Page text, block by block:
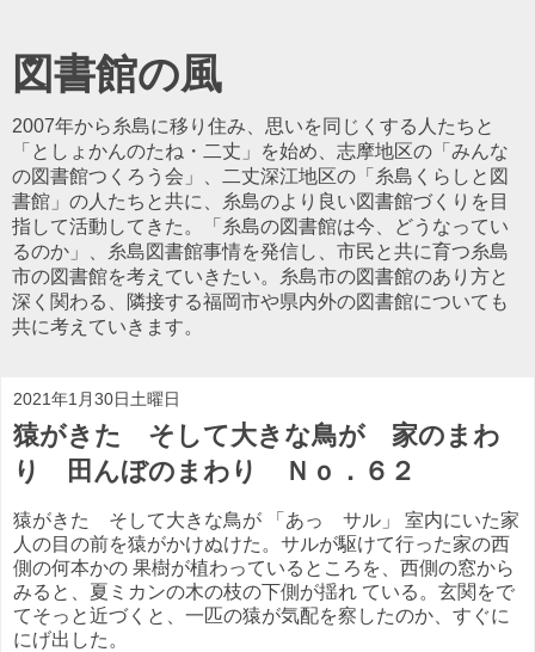
図書館の風
2007年から糸島に移り住み、思いを同じくする人たちと
「としょかんのたね・二丈」を始め、志摩地区の「みんな
の図書館つくろう会」、二丈深江地区の「糸島くらしと図
書館」の人たちと共に、糸島のより良い図書館づくりを目
指して活動してきた。「糸島の図書館は今、どうなってい
るのか」、糸島図書館事情を発信し、市民と共に育つ糸島
市の図書館を考えていきたい。糸島市の図書館のあり方と
深く関わる、隣接する福岡市や県内外の図書館についても
共に考えていきます。
2021年1月30日土曜日
猿がきた そして大きな鳥が 家のまわ
り 田んぼのまわり Ｎｏ．６２
猿がきた そして大きな鳥が 「あっ サル」 室内にいた家
人の目の前を猿がかけぬけた。サルが駆けて行った家の西
側の何本かの 果樹が植わっているところを、西側の窓から
みると、夏ミカンの木の枝の下側が揺れ ている。玄関をで
てそっと近づくと、一匹の猿が気配を察したのか、すぐに
にげ出した。